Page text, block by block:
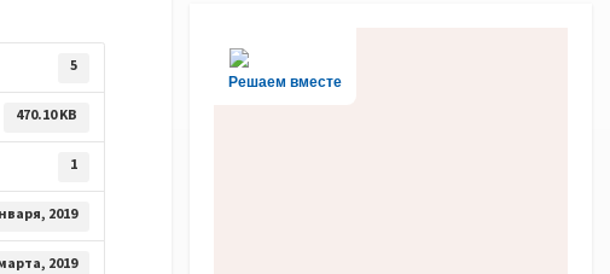
5
470.10 KB
1
2019
2019
Решаем вместе